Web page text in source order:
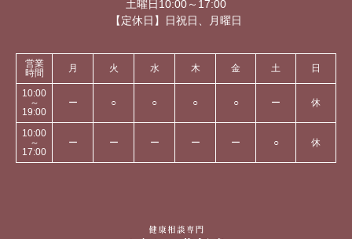
土曜日10:00～17:00
【定休日】日祝日、月曜日
営業
時間
月 火 水 木 金 土 日
10:00
～
19:00
ー ○ ○ ○ ○ ー 休
10:00
～
17:00
ー ー ー ー ー ○ 休